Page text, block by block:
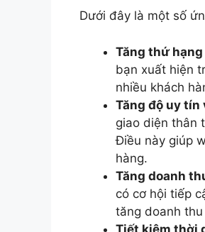
Dưới đây là một số
Tăng thứ
bạn xuất hiện
nhiều khách
Tăng độ uy tín
giao diện thân
Điều này giúp
hàng.
Tăng doanh
có cơ hội tiếp
tăng doanh
Tiết kiệm thời